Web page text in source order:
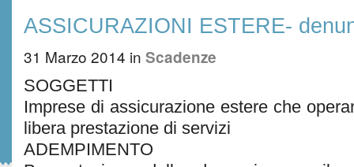
ASSICURAZIONI ESTERE-
31 Marzo 2014 in Scadenze
SOGGETTI
Imprese di assicurazione estere che
libera prestazione di servizi
ADEMPIMENTO